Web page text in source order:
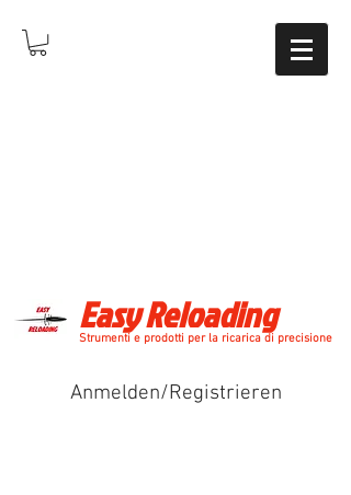
Easy Reloading
Strumenti e prodotti per la ricarica di precisione
Anmelden/Registrieren